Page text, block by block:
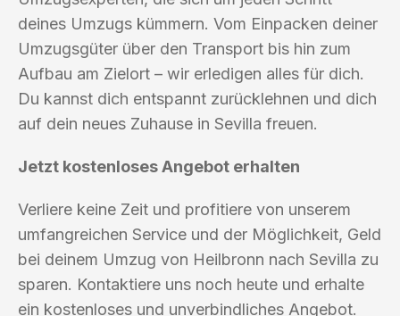
deines Umzugs kümmern. Vom Einpacken deiner
Umzugsgüter über den Transport bis hin zum
Aufbau am Zielort – wir erledigen alles für dich.
Du kannst dich entspannt zurücklehnen und dich
auf dein neues Zuhause in Sevilla freuen.
Jetzt kostenloses Angebot erhalten
Verliere keine Zeit und profitiere von unserem
umfangreichen Service und der Möglichkeit, Geld
bei deinem Umzug von Heilbronn nach Sevilla zu
sparen. Kontaktiere uns noch heute und erhalte
ein kostenloses und unverbindliches Angebot.